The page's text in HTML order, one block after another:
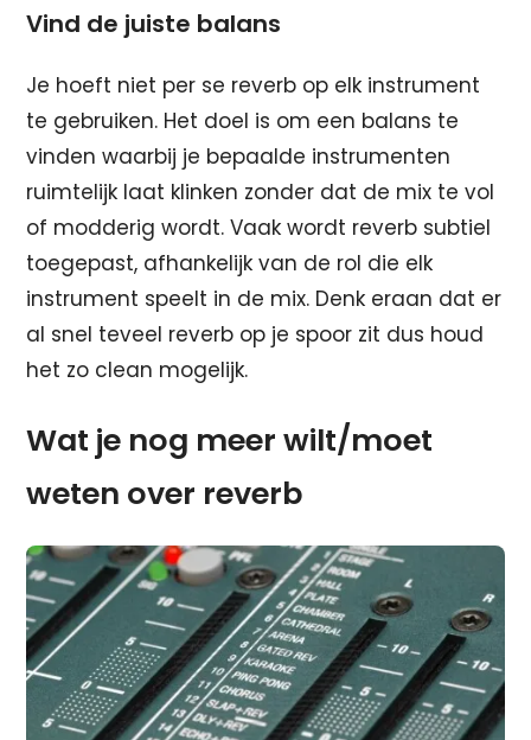
Vind de juiste balans
Je hoeft niet per se reverb op elk instrument
te gebruiken. Het doel is om een balans te
vinden waarbij je bepaalde instrumenten
ruimtelijk laat klinken zonder dat de mix te vol
of modderig wordt. Vaak wordt reverb subtiel
toegepast, afhankelijk van de rol die elk
instrument speelt in de mix. Denk eraan dat er
al snel teveel reverb op je spoor zit dus houd
het zo clean mogelijk.
Wat je nog meer wilt/moet
weten over reverb